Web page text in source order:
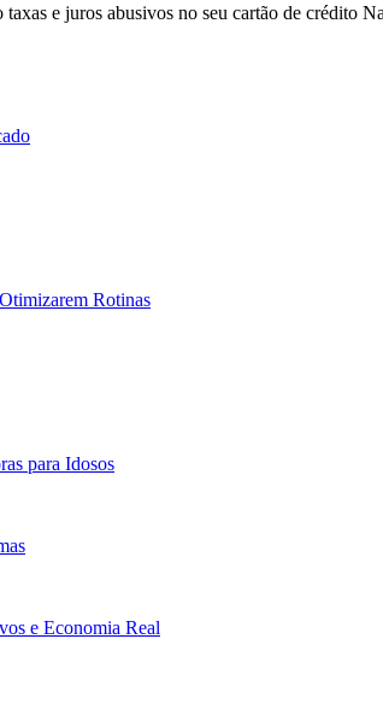
e juros abusivos no seu cartão de crédito
Rotinas
para Idosos
e Economia Real